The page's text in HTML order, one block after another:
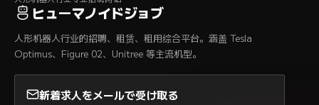
ヒューマノイドジョブ
人形机器人行业的招聘、租赁、租用综合平台。涵盖 Tesla
Optimus、Figure 02、Unitree 等主流机型。
新着求人をメールで受け取る